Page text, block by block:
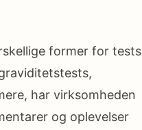
former for tests
har virksomheden
og oplevelser